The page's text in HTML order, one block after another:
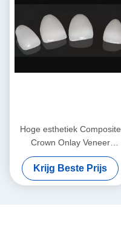
Hoge esthetiek Composite
Crown Onlay Veneer
Aanpasbare grootte
Krijg Beste Prijs